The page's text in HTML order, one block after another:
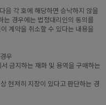
음 각 호에 해당하면 승낙하지 않을
는 경우에는 법정대리인의 동의를
계약을 취소할 수 있다는 내용을
우
금지하는 재화 및 용역을 구매하는
현저히 지장이 있다고 판단하는 경